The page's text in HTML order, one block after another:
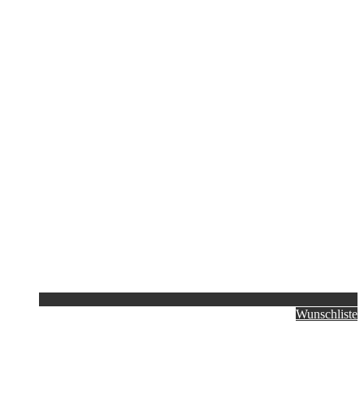
Wunschliste